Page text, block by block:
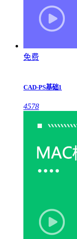
免费
CAD-PS基础1
4578